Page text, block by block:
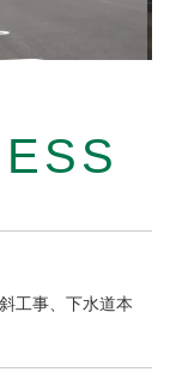
工事、下水道本